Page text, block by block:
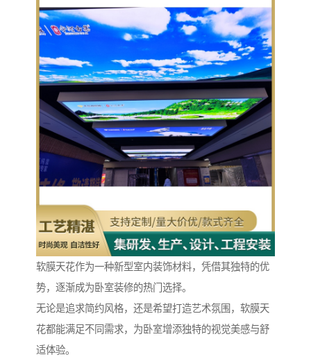
软膜天花作为一种新型室内装饰材料，凭借其独特的优
势，逐渐成为卧室装修的热门选择。
无论是追求简约风格，还是希望打造艺术氛围，软膜天
花都能满足不同需求，为卧室增添独特的视觉美感与舒
适体验。